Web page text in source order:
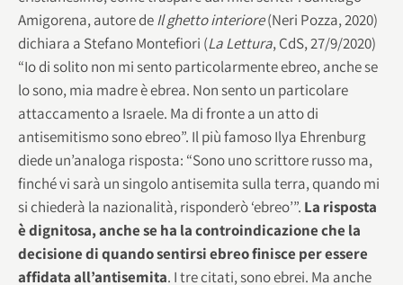
Amigorena, autore deIl ghetto interiore(Neri Pozza, 2020)
dichiara a Stefano Montefiori (La Lettura, CdS, 27/9/2020)
“Io di solito non mi sento particolarmente ebreo, anche se
lo sono, mia madre è ebrea. Non sento un particolare
attaccamento a Israele. Ma di fronte a un atto di
antisemitismo sono ebreo”. Il più famoso Ilya Ehrenburg
diede un’analoga risposta: “Sono uno scrittore russo ma,
finché vi sarà un singolo antisemita sulla terra, quando mi
si chiederà la nazionalità, risponderò ‘ebreo’”. La risposta
è dignitosa, anche se ha la controindicazione che la
decisione di quando sentirsi ebreo finisce per essere
affidata all’antisemita. I tre citati, sono ebrei. Ma anche